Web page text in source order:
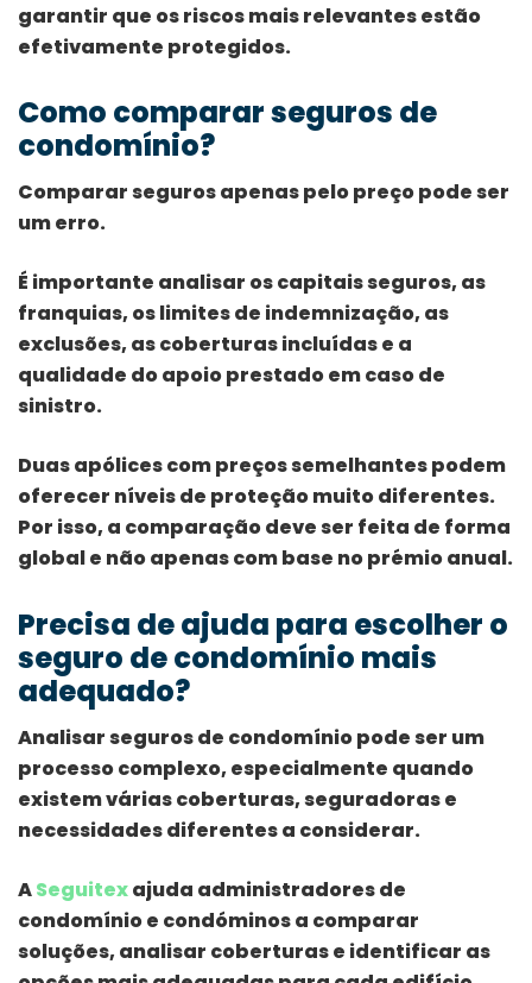
garantir que os riscos mais relevantes estão
efetivamente protegidos.
Como comparar seguros de
condomínio?
Comparar seguros apenas pelo preço pode ser
um erro.
É importante analisar os capitais seguros, as
franquias, os limites de indemnização, as
exclusões, as coberturas incluídas e a
qualidade do apoio prestado em caso de
sinistro.
Duas apólices com preços semelhantes podem
oferecer níveis de proteção muito diferentes.
Por isso, a comparação deve ser feita de forma
global e não apenas com base no prémio anual.
Precisa de ajuda para escolher o
seguro de condomínio mais
adequado?
Analisar seguros de condomínio pode ser um
processo complexo, especialmente quando
existem várias coberturas, seguradoras e
necessidades diferentes a considerar.
ASeguitexajuda administradores de
condomínio e condóminos a comparar
soluções, analisar coberturas e identificar as